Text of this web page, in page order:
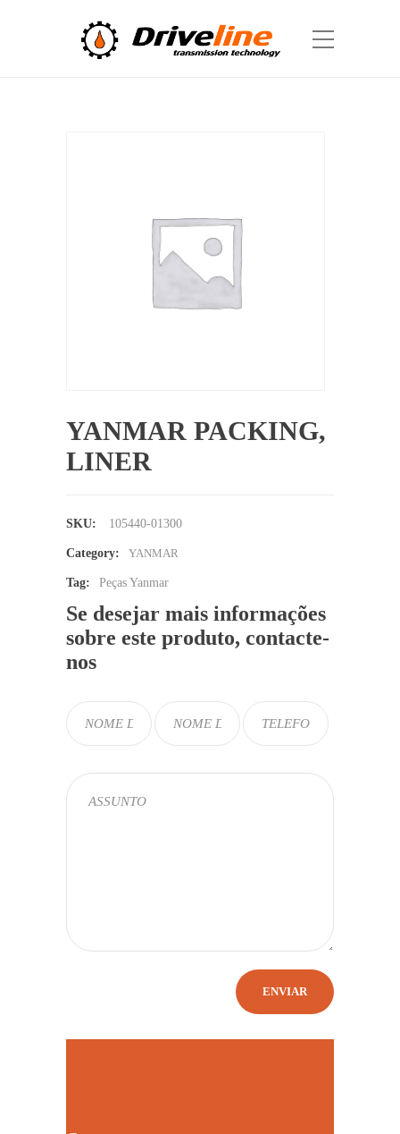
YANMAR PACKING,
LINER
SKU: 105440-01300
Category: YANMAR
Tag: Peças Yanmar
Se desejar mais informações
sobre este produto, contacte-
nos